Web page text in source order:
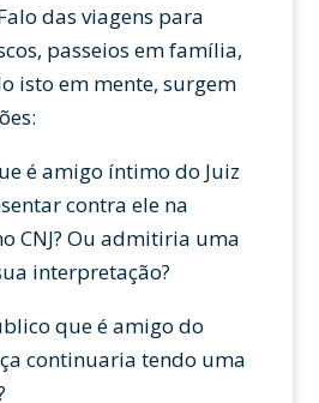
das viagens para
passeios em família,
isto em mente, surgem
é amigo íntimo do Juiz
contra ele na
CNJ? Ou admitiria uma
interpretação?
que é amigo do
continuaria tendo uma